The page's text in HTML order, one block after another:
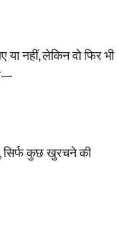
नहीं, लेकिन वो फिर भी
कुछ खुरचने की